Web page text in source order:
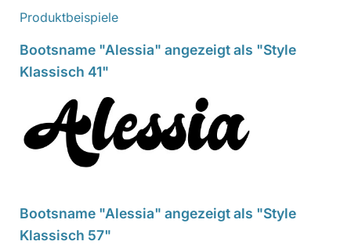
Produktbeispiele
Bootsname "Alessia" angezeigt als "Style
Klassisch 41"
Bootsname "Alessia" angezeigt als "Style
Klassisch 57"